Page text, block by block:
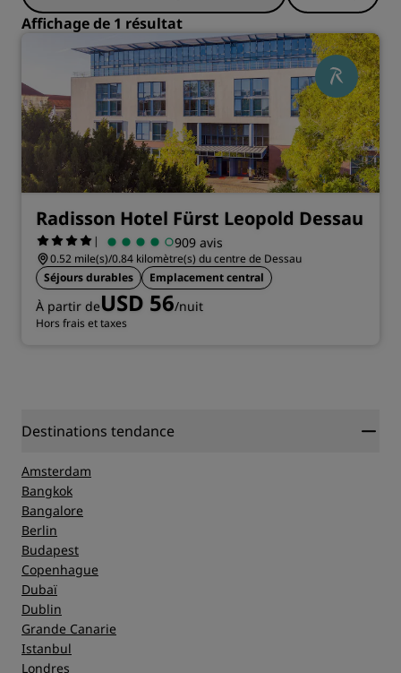
Affichage de 1 résultat
Radisson Hotel Fürst Leopold Dessau
| 909 avis
0.52 mile(s)/0.84 kilomètre(s) du centre de Dessau
Séjours durables
Emplacement central
À partir deUSD 56/nuit
Hors frais et taxes
Destinations tendance
Amsterdam
Bangkok
Bangalore
Berlin
Budapest
Copenhague
Dubaï
Dublin
Grande Canarie
Istanbul
Londres